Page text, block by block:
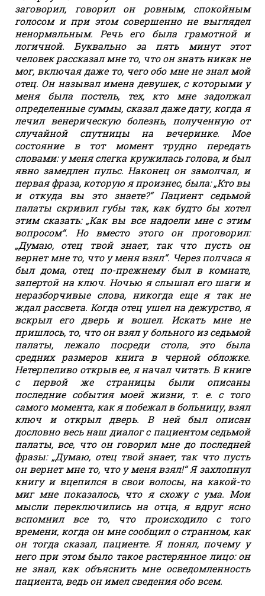
заговорил, говорил он ровным, спокойным
голосом и при этом совершенно не выглядел
ненормальным. Речь его была грамотной и
логичной. Буквально за пять минут этот
человек рассказал мне то, что он знать никак не
мог, включая даже то, чего обо мне не знал мой
отец. Он называл имена девушек, с которыми у
меня была постель, тех, кто мне задолжал
определенные суммы, сказал даже дату, когда я
лечил венерическую болезнь, полученную от
случайной спутницы на вечеринке. Мое
состояние в тот момент трудно передать
словами: у меня слегка кружилась голова, и был
явно замедлен пульс. Наконец он замолчал, и
первая фраза, которую я произнес, была: „Кто вы
и откуда вы это знаете?“ Пациент седьмой
палаты скривил губы так, как будто бы хотел
этим сказать: „Как вы все надоели мне с этим
вопросом“. Но вместо этого он проговорил:
„Думаю, отец твой знает, так что пусть он
вернет мне то, что у меня взял“. Через полчаса я
был дома, отец по-прежнему был в комнате,
запертой на ключ. Ночью я слышал его шаги и
неразборчивые слова, никогда еще я так не
ждал рассвета. Когда отец ушел на дежурство, я
вскрыл его дверь и вошел. Искать мне не
пришлось, то, что он взял у больного из седьмой
палаты, лежало посреди стола, это была
средних размеров книга в черной обложке.
Нетерпеливо открыв ее, я начал читать. В книге
с первой же страницы были описаны
последние события моей жизни, т. е. с того
самого момента, как я побежал в больницу, взял
ключ и открыл дверь. В ней был описан
дословно весь наш диалог с пациентом седьмой
палаты, все, что он говорил мне до последней
фразы: „Думаю, отец твой знает, так что пусть
он вернет мне то, что у меня взял!“ Я захлопнул
книгу и вцепился в свои волосы, на какой-то
миг мне показалось, что я схожу с ума. Мои
мысли переключились на отца, я вдруг ясно
вспомнил все то, что происходило с того
времени, когда он мне сообщил о странном, как
он тогда сказал, пациенте. Я понял, почему у
него при этом было такое растерянное лицо: он
не знал, как объяснить мне осведомленность
пациента, ведь он имел сведения обо всем.